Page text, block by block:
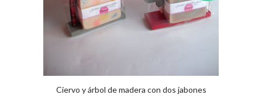
Ciervo y árbol de madera con dos jabones